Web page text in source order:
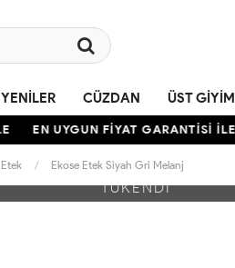
YENILER CÜZDAN ÜST GIYIM
EN UYGUN FİYAT GARANTİSİ İLE
Etek Ekose Etek Siyah Gri Melanj
TÜKENDİ